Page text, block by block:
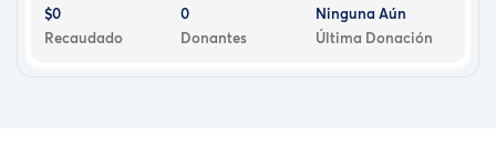
$0
Recaudado
0
Donantes
Ninguna Aún
Última Donación